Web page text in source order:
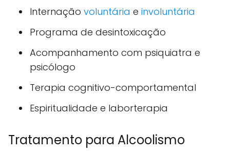
Internação voluntária e involuntária
Programa de desintoxicação
Acompanhamento com psiquiatra e
psicólogo
Terapia cognitivo-comportamental
Espiritualidade e laborterapia
Tratamento para Alcoolismo